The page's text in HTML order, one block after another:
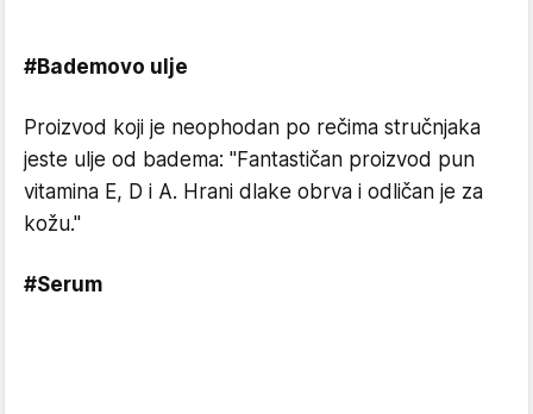
#Bademovo ulje
Proizvod koji je neophodan po rečima stručnjaka
jeste ulje od badema: "Fantastičan proizvod pun
vitamina E, D i A. Hrani dlake obrva i odličan je za
kožu."
#Serum